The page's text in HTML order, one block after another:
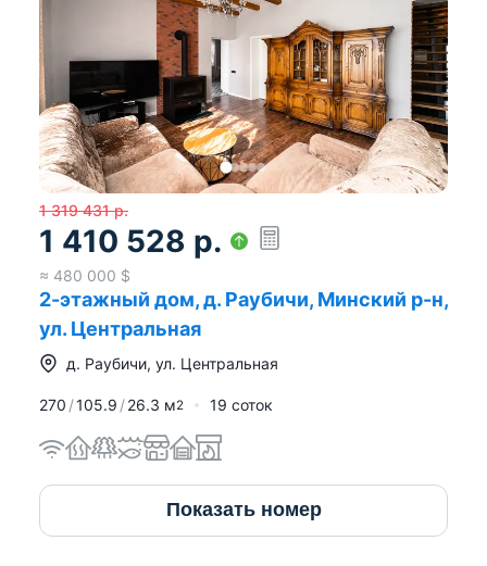
1 319 431 р.
1 410 528 р.
≈ 480 000 $
2-этажный дом, д. Раубичи, Минский р-н,
ул. Центральная
д. Раубичи, ул. Центральная
270 105.9 26.3 м2 19 соток
Показать номер